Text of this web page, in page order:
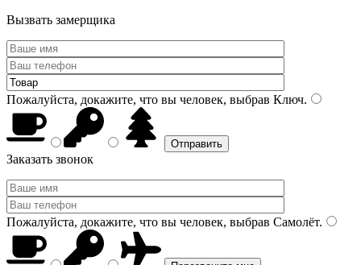
Вызвать замерщика
Пожалуйста, докажите, что вы человек, выбрав Ключ.
Заказать звонок
Пожалуйста, докажите, что вы человек, выбрав Самолёт.